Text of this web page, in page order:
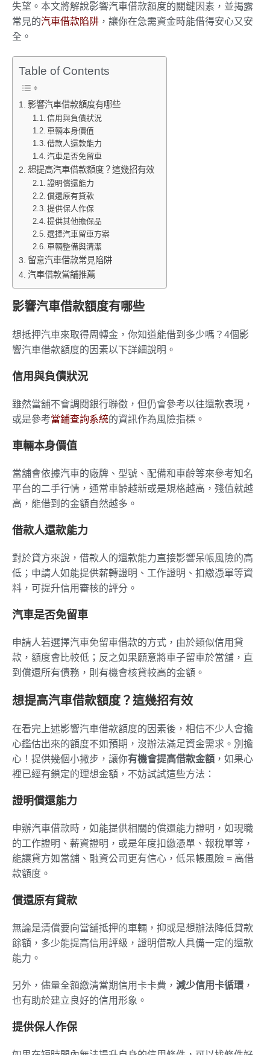
失望。本文將解說影響汽車借款額度的關鍵因素，並揭露
常見的汽車借款陷阱 ，讓你在急需資金時能借得安心又安
全。
Table of Contents
影響汽車借款額度有哪些
信用與負債狀況
車輛本身價值
借款人還款能力
汽車是否免留車
想提高汽車借款額度？這幾招有效
證明償還能力
償還原有貸款
提供保人作保
提供其他擔保品
選擇汽車留車方案
車輛整備與清潔
留意汽車借款常見陷阱
汽車借款當舖推薦
影響汽車借款額度有哪些
想抵押汽車來取得周轉金，你知道能借到多少嗎？4個影
響汽車借款額度的因素以下詳細說明。
信用與負債狀況
雖然當舖不會調閱銀行聯徵，但仍會參考以往還款表現，
或是參考當鋪查詢系統的資訊作為風險指標。
車輛本身價值
當舖會依據汽車的廠牌、型號、配備和車齡等來參考知名
平台的二手行情，通常車齡越新或是規格越高，殘值就越
高，能借到的金額自然越多。
借款人還款能力
對於貸方來說，借款人的還款能力直接影響呆帳風險的高
低；申請人如能提供薪轉證明、工作證明、扣繳憑單等資
料，可提升信用審核的評分。
汽車是否免留車
申請人若選擇汽車免留車借款的方式，由於類似信用貸
款，額度會比較低；反之如果願意將車子留車於當舖，直
到償還所有債務，則有機會核貸較高的金額。
想提高汽車借款額度？這幾招有效
在看完上述影響汽車借款額度的因素後，相信不少人會擔
心鑑估出來的額度不如預期，沒辦法滿足資金需求。別擔
心！提供幾個小撇步，讓你有機會提高借款金額 ，如果心
裡已經有鎖定的理想金額，不妨試試這些方法：
證明償還能力
申辦汽車借款時，如能提供相關的償還能力證明，如現職
的工作證明、薪資證明，或是年度扣繳憑單、報稅單等，
能讓貸方如當舖、融資公司更有信心，低呆帳風險 = 高借
款額度。
償還原有貸款
無論是清償要向當舖抵押的車輛，抑或是想辦法降低貸款
餘額，多少能提高信用評級，證明借款人具備一定的還款
能力。
另外，儘量全額繳清當期信用卡卡費， 減少信用卡循環 ，
也有助於建立良好的信用形象。
提供保人作保